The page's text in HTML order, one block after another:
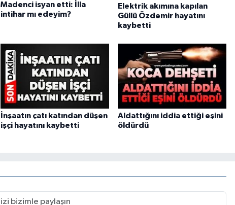
Madenci isyan etti: İlla
intihar mı edeyim?
Elektrik akımına kapılan
Güllü Özdemir hayatını
kaybetti
İnşaatın çatı katından düşen
işçi hayatını kaybetti
Aldattığını iddia ettiği eşini
öldürdü